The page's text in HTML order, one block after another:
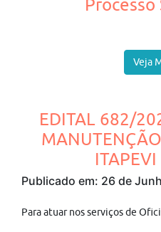
Veja
EDITAL 682/
Publicado em: 26 de
Para atuar nos serviços de